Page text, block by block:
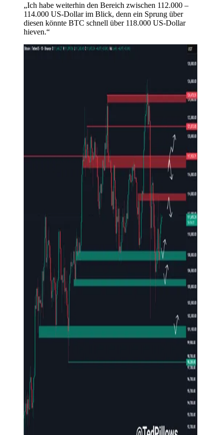
„Ich habe weiterhin den Bereich zwischen 112.000 –
114.000 US-Dollar im Blick, denn ein Sprung über
diesen könnte BTC schnell über 118.000 US-Dollar
hieven.“